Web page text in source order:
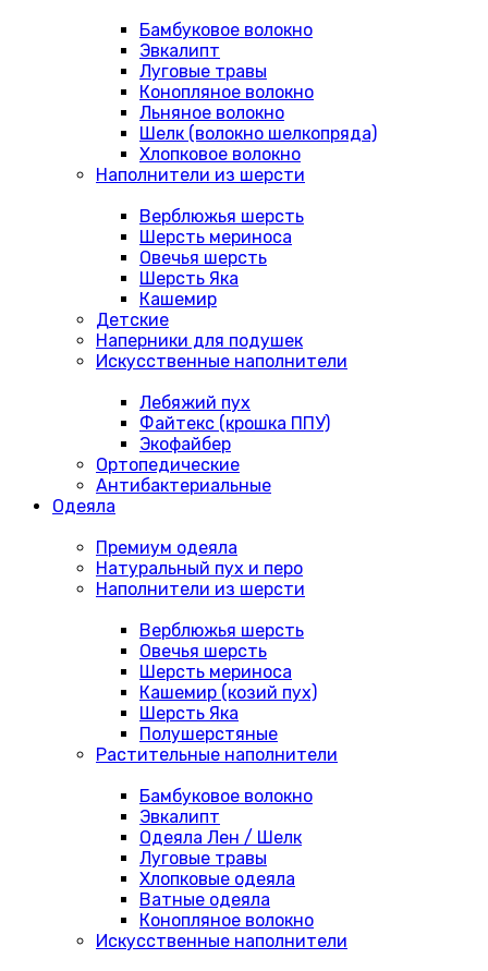
Бамбуковое волокно
Эвкалипт
Луговые травы
Конопляное волокно
Льняное волокно
Шелк (волокно шелкопряда)
Хлопковое волокно
Наполнители из шерсти
Верблюжья шерсть
Шерсть мериноса
Овечья шерсть
Шерсть Яка
Кашемир
Детские
Наперники для подушек
Искусственные наполнители
Лебяжий пух
Файтекс (крошка ППУ)
Экофайбер
Ортопедические
Антибактериальные
Одеяла
Премиум одеяла
Натуральный пух и перо
Наполнители из шерсти
Верблюжья шерсть
Овечья шерсть
Шерсть мериноса
Кашемир (козий пух)
Шерсть Яка
Полушерстяные
Растительные наполнители
Бамбуковое волокно
Эвкалипт
Одеяла Лен / Шелк
Луговые травы
Хлопковые одеяла
Ватные одеяла
Конопляное волокно
Искусственные наполнители